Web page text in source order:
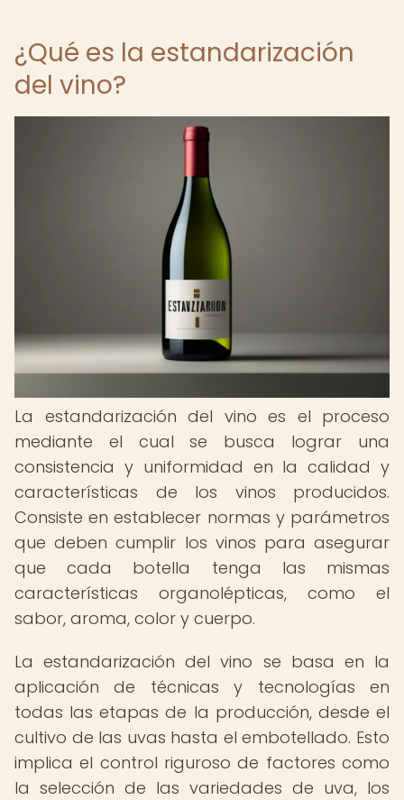
¿Qué es la estandarización
del vino?
La estandarización del vino es el proceso
mediante el cual se busca lograr una
consistencia y uniformidad en la calidad y
características de los vinos producidos.
Consiste en establecer normas y parámetros
que deben cumplir los vinos para asegurar
que cada botella tenga las mismas
características organolépticas, como el
sabor, aroma, color y cuerpo.
La estandarización del vino se basa en la
aplicación de técnicas y tecnologías en
todas las etapas de la producción, desde el
cultivo de las uvas hasta el embotellado. Esto
implica el control riguroso de factores como
la selección de las variedades de uva, los